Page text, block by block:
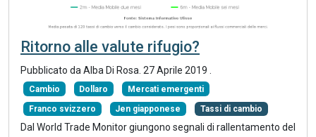
Ritorno alle valute rifugio?
Pubblicato da Alba Di Rosa. 27 Aprile 2019 .
Cambio Dollaro Mercati emergenti
Franco svizzero Jen giapponese Tassi di cambio
Dal World Trade Monitor giungono segnali di rallentamento del